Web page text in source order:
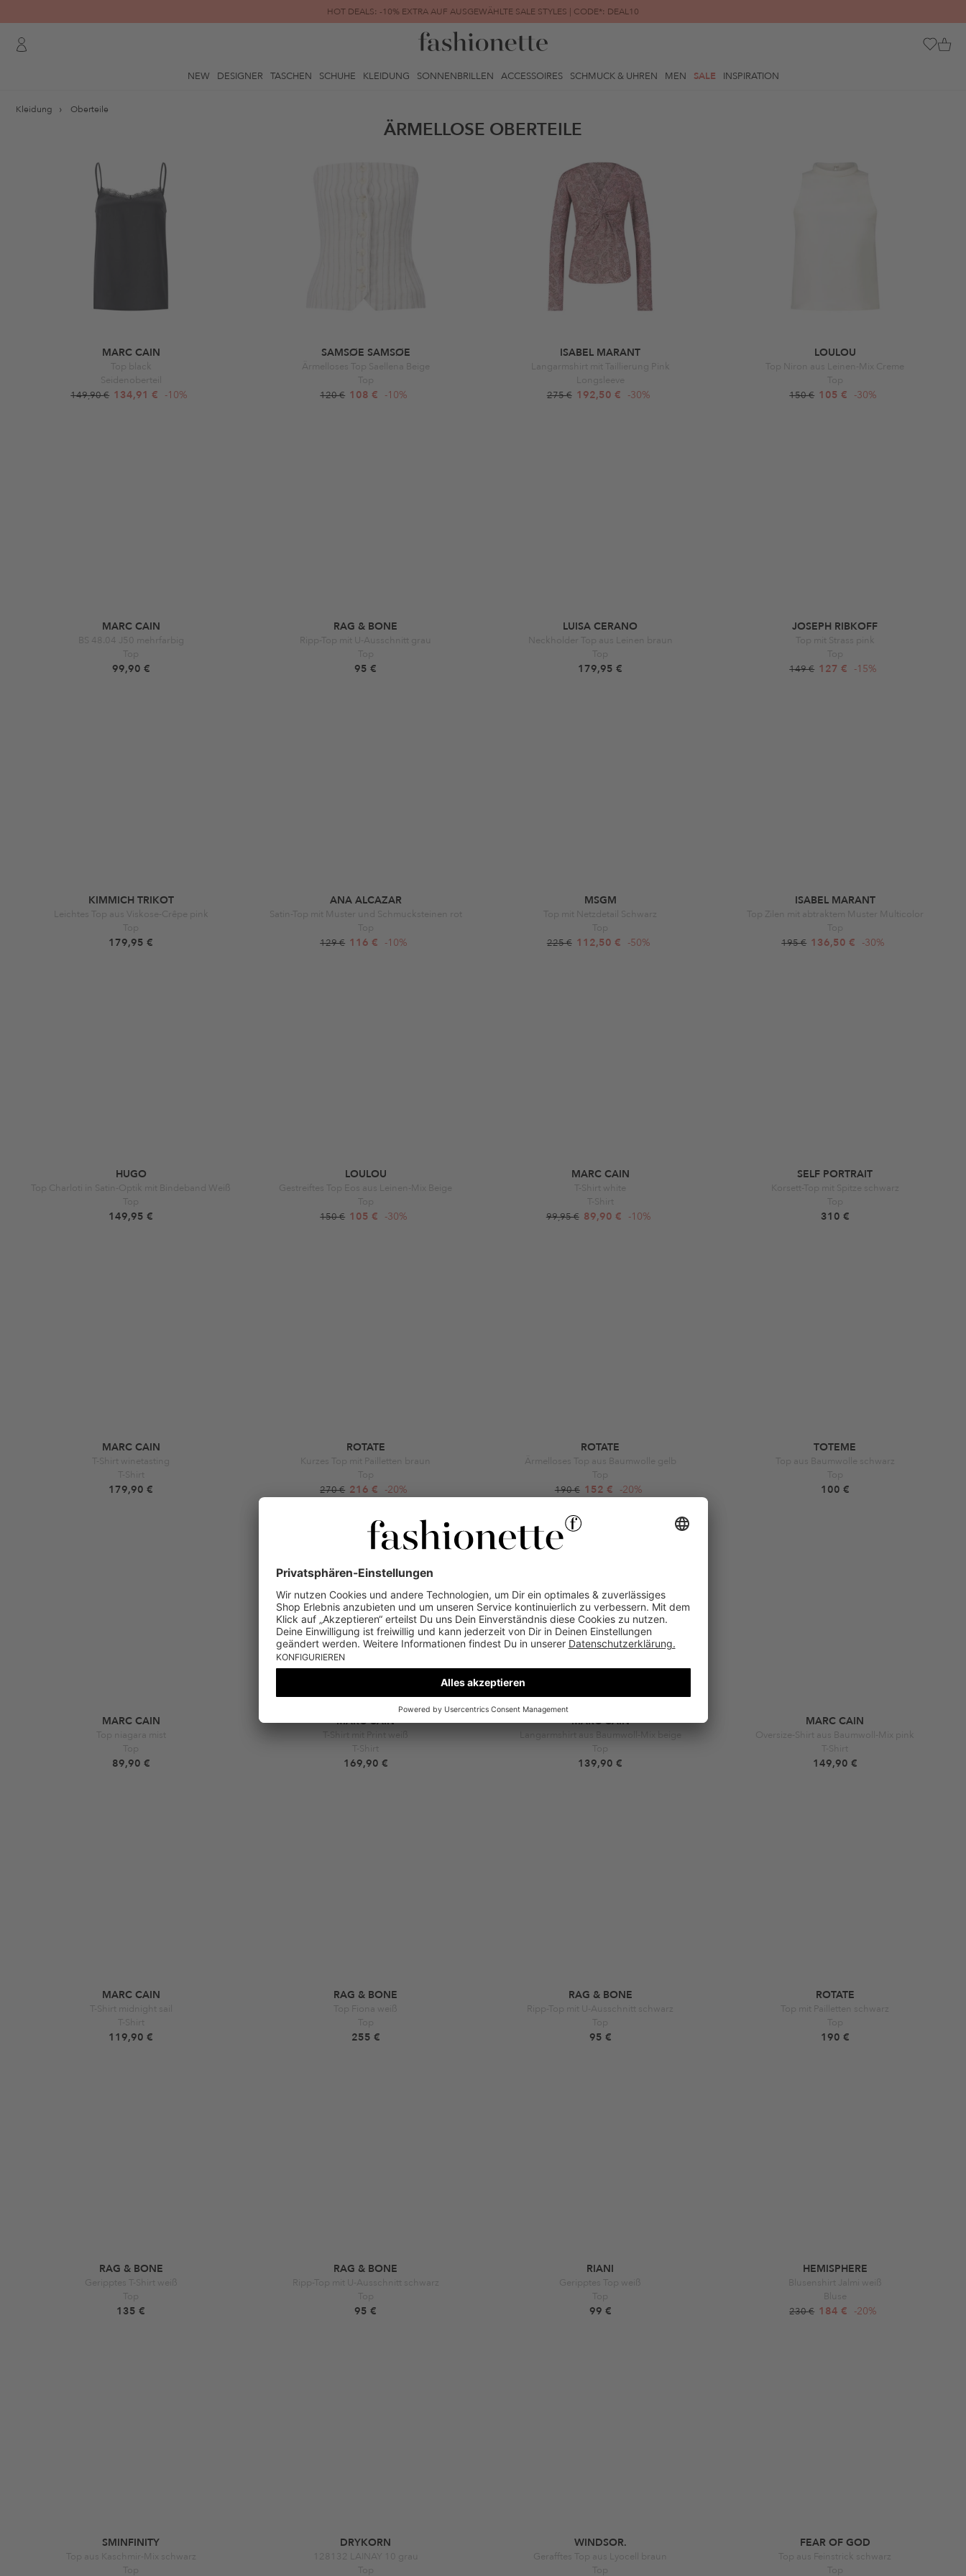
HOT DEALS: -10% EXTRA AUF AUSGEWÄHLTE SALE STYLES | CODE*: DEAL10
FINAL SALE | BIS ZU -80% REDUZIERT
NEW DESIGNER TASCHEN SCHUHE KLEIDUNG SONNENBRILLEN ACCESSOIRES SCHMUCK & UHREN MEN SALE INSPIRATION
Kleidung Oberteile
ÄRMELLOSE OBERTEILE
MARC CAIN
Top black
Seidenoberteil
149,90 € 134,91 € -10%
SAMSØE SAMSØE
Ärmelloses Top Saellena Beige
Top
120 € 108 € -10%
ISABEL MARANT
Langarmshirt mit Taillierung Pink
Longsleeve
275 € 192,50 € -30%
LOULOU
Top Niron aus Leinen-Mix Creme
Top
150 € 105 € -30%
MARC CAIN
BS 48.04 J50 mehrfarbig
Top
99,90 €
RAG & BONE
Ripp-Top mit U-Ausschnitt grau
Top
95 €
LUISA CERANO
Neckholder Top aus Leinen braun
Top
179,95 €
JOSEPH RIBKOFF
Top mit Strass pink
Top
149 € 127 € -15%
KIMMICH TRIKOT
Leichtes Top aus Viskose-Crêpe pink
Top
179,95 €
ANA ALCAZAR
Satin-Top mit Muster und Schmucksteinen rot
Top
129 € 116 € -10%
MSGM
Top mit Netzdetail Schwarz
Top
225 € 112,50 € -50%
ISABEL MARANT
Top Zilen mit abtraktem Muster Multicolor
Top
195 € 136,50 € -30%
HUGO
Top Charloti in Satin-Optik mit Bindeband Weiß
Top
149,95 €
LOULOU
Gestreiftes Top Eos aus Leinen-Mix Beige
Top
150 € 105 € -30%
MARC CAIN
T-Shirt white
T-Shirt
99,95 € 89,90 € -10%
SELF PORTRAIT
Korsett-Top mit Spitze schwarz
Top
310 €
MARC CAIN
T-Shirt winetasting
T-Shirt
179,90 €
ROTATE
Kurzes Top mit Pailletten braun
Top
270 € 216 € -20%
ROTATE
Ärmelloses Top aus Baumwolle gelb
Top
190 € 152 € -20%
TOTEME
Top aus Baumwolle schwarz
Top
100 €
MARC CAIN
Top niagara mist
Top
89,90 €
MARC CAIN
T-Shirt mit Print weiß
T-Shirt
169,90 €
MARC CAIN
Langarmshirt aus Baumwoll-Mix beige
Top
139,90 €
MARC CAIN
Oversize-Shirt aus Baumwoll-Mix pink
T-Shirt
149,90 €
MARC CAIN
T-Shirt midnight sail
T-Shirt
119,90 €
RAG & BONE
Top Fiona weiß
Top
255 €
RAG & BONE
Ripp-Top mit U-Ausschnitt schwarz
Top
95 €
ROTATE
Top mit Pailletten schwarz
Top
190 €
RAG & BONE
Geripptes T-Shirt weiß
Top
135 €
RAG & BONE
Ripp-Top mit U-Ausschnitt schwarz
Top
95 €
RIANI
Geripptes Top weiß
Top
99 €
HEMISPHERE
Blusenshirt Jalmi weiß
Bluse
230 € 184 € -20%
SMINFINITY
Top aus Kaschmir-Mix schwarz
Top
DRYKORN
128132 LAINAY 10 grau
Top
WINDSOR.
Gerafftes Top aus Lyocell braun
Top
FEAR OF GOD
Top aus Feinstrick schwarz
Top